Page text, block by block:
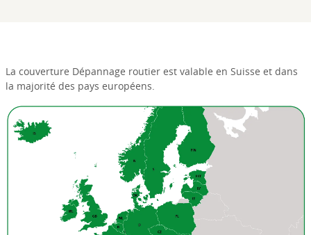
La couverture Dépannage routier est valable en Suisse et dans
la majorité des pays européens.